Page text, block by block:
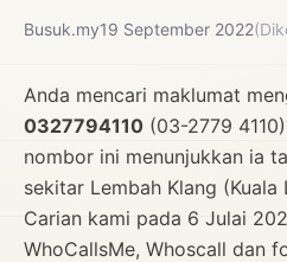
Busuk.my19 September 2022
Anda mencari maklumat
0327794110 (03-2779
nombor ini menunjukkan ia
sekitar Lembah Klang (Kuala
Carian kami pada 6 Julai
WhoCallsMe, Whoscall dan